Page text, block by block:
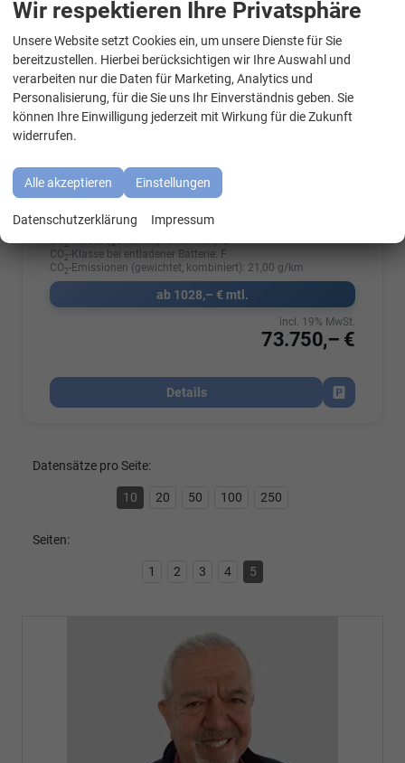
Fahrzeugnr. 8067716527 Getriebe
Automatik
Kraftstoff
Hybrid Benzin Außenfarbe
Mediumblau Metallic
Leistung 180 kW (245 PS) Kilometerstand 10 km
Kraftstoffverbrauch bei entladener Batterie kombiniert:
l/100km
Stromverbrauch bei rein elektrischem Betrieb kombiniert:
24,20 kWh/100km
Elektrische Reichweite (EAER): 91 km
CO2-Klasse (gewichtet, kombiniert): B
CO2-Klasse bei entladener Batterie: F
CO2-Emissionen (gewichtet, kombiniert): 21,00 g/km
ab 1028,– € mtl.
73.750,– €
incl. 19% MwSt.
Details
Fahrzeug
Datensätze pro Seite:
10 20 50 100 250
Seiten:
1 2 3 4 5
Wir respektieren Ihre Privatsphäre
Unsere Website setzt Cookies ein, um unsere Dienste für Sie
bereitzustellen. Hierbei berücksichtigen wir Ihre Auswahl und
verarbeiten nur die Daten für Marketing, Analytics und
Personalisierung, für die Sie uns Ihr Einverständnis geben. Sie
können Ihre Einwilligung jederzeit mit Wirkung für die Zukunft
widerrufen.
Alle akzeptieren Einstellungen
Datenschutzerklärung Impressum